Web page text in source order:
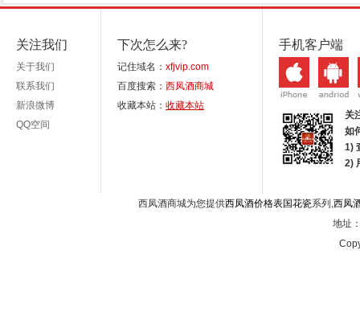
关注我们
关于我们
联系我们
新浪微博
QQ空间
下次怎么来?
记住域名： xfjvip.com
百度搜索： 西凤酒商城
收藏本站： 收藏本站
手机客户端
关
如
1)
2)
西凤酒商城为您提供西凤酒价格表国花瓷系列, 西凤
地址